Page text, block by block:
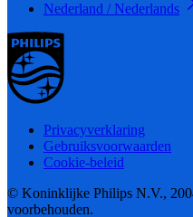
Nederland / Nederlands
Privacyverklaring
Gebruiksvoorwaarden
Cookie-beleid
© Koninklijke Philips N.V.,
voorbehouden.